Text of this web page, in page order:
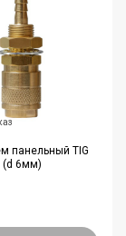
панельный TIG
(d 6мм)